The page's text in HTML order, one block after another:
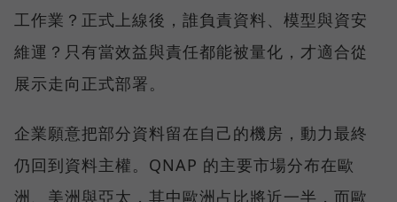
工作業？正式上線後，誰負責資料、模型與資安
維運？只有當效益與責任都能被量化，才適合從
展示走向正式部署。
企業願意把部分資料留在自己的機房，動力最終
仍回到資料主權。QNAP 的主要市場分布在歐
洲、美洲與亞太，其中歐洲占比將近一半，而歐